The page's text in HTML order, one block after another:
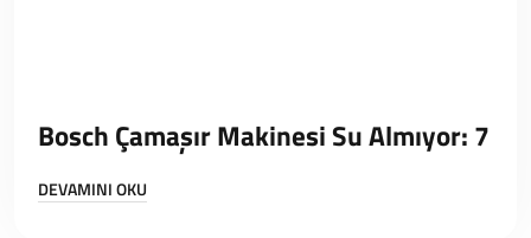
Bosch Çamaşır Makinesi Su Almıyor: 7
DEVAMINI OKU